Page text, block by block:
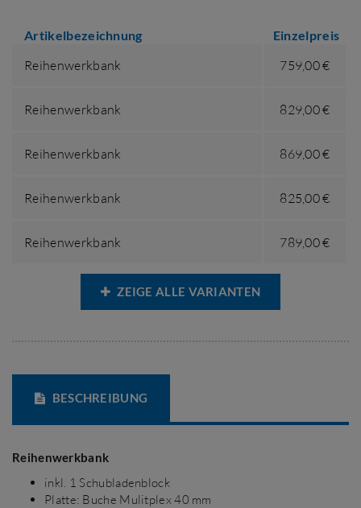
Artikelbezeichnung Einzelpreis
Reihenwerkbank 759,00 €
Reihenwerkbank 829,00 €
Reihenwerkbank 869,00 €
Reihenwerkbank 825,00 €
Reihenwerkbank 789,00 €
ZEIGE ALLE VARIANTEN
BESCHREIBUNG
Reihenwerkbank
inkl. 1 Schubladenblock
Platte: Buche Mulitplex 40 mm